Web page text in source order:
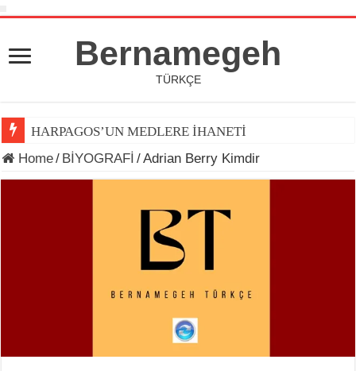
Bernamegeh
TÜRKÇE
HARPAGOS’UN MEDLERE İHANETİ
Home/ BİYOGRAFİ /Adrian Berry Kimdir